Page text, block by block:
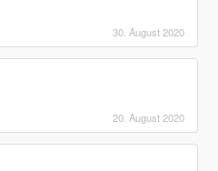
30. August 2020
20. August 2020